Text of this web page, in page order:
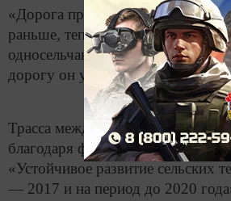
«Дорога прекрасная, можно
раньше, теперь бросят», —
односельчанина Иван
дорогу он успел еще накануне
Трасса между Кузнечихой и
благодаря федеральной целевой
«Устойчивое развитие сельских
— 2017 и на период до 2020